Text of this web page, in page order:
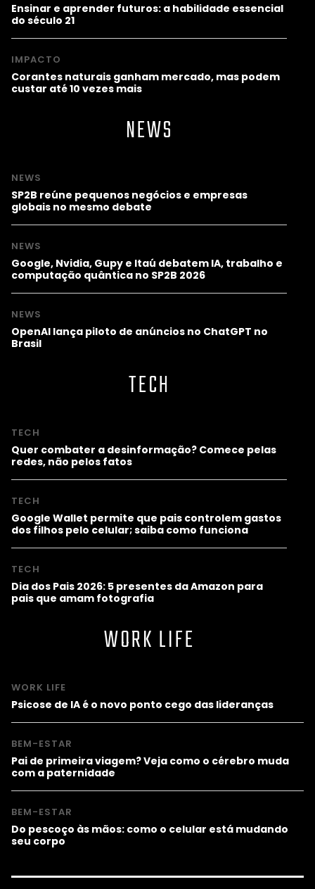
Ensinar e aprender futuros: a habilidade essencial
do século 21
IMPACTO
Corantes naturais ganham mercado, mas podem
custar até 10 vezes mais
NEWS
NEWS
SP2B reúne pequenos negócios e empresas
globais no mesmo debate
NEWS
Google, Nvidia, Gupy e Itaú debatem IA, trabalho e
computação quântica no SP2B 2026
NEWS
OpenAI lança piloto de anúncios no ChatGPT no
Brasil
TECH
TECH
Quer combater a desinformação? Comece pelas
redes, não pelos fatos
TECH
Google Wallet permite que pais controlem gastos
dos filhos pelo celular; saiba como funciona
TECH
Dia dos Pais 2026: 5 presentes da Amazon para
pais que amam fotografia
WORK LIFE
WORK LIFE
Psicose de IA é o novo ponto cego das lideranças
BEM-ESTAR
Pai de primeira viagem? Veja como o cérebro muda
com a paternidade
BEM-ESTAR
Do pescoço às mãos: como o celular está mudando
seu corpo